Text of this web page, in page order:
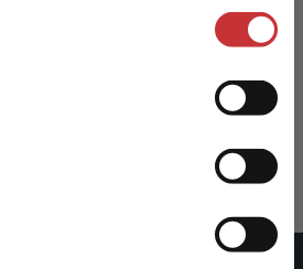
utanför Sverige. För
köp måste